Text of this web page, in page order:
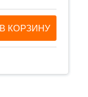
В КОРЗИНУ